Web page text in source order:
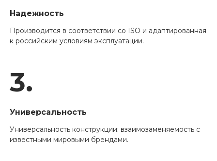
Надежность
Производится в соответствии со ISO и адаптированная
к российским условиям эксплуатации.
3.
Универсальность
Универсальность конструкции: взаимозаменяемость с
известными мировыми брендами.